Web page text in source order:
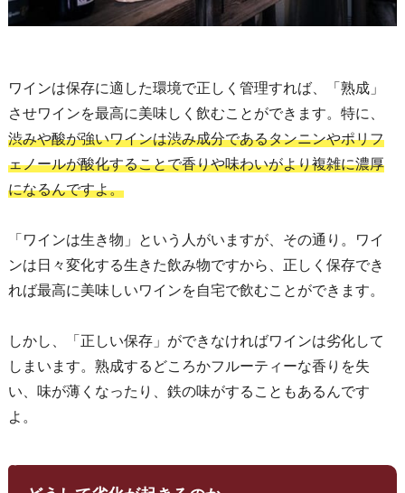
ワインは保存に適した環境で正しく管理すれば、「熟成」
させワインを最高に美味しく飲むことができます。特に、
渋みや酸が強いワインは渋み成分であるタンニンやポリフ
ェノールが酸化することで香りや味わいがより複雑に濃厚
になるんですよ。
「ワインは生き物」という人がいますが、その通り。ワイ
ンは日々変化する生きた飲み物ですから、正しく保存でき
れば最高に美味しいワインを自宅で飲むことができます。
しかし、「正しい保存」ができなければワインは劣化して
しまいます。熟成するどころかフルーティーな香りを失
い、味が薄くなったり、鉄の味がすることもあるんです
よ。